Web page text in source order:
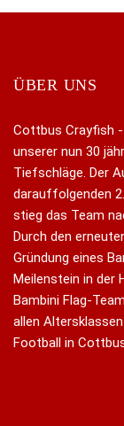
ÜBER UNS
Cottbus Crayfish
unserer nun 30
Tiefschläge. Der
darauffolgenden
stieg das Team
Durch den
Gründung eines
Meilenstein in der
Bambini Flag-
allen
Football in